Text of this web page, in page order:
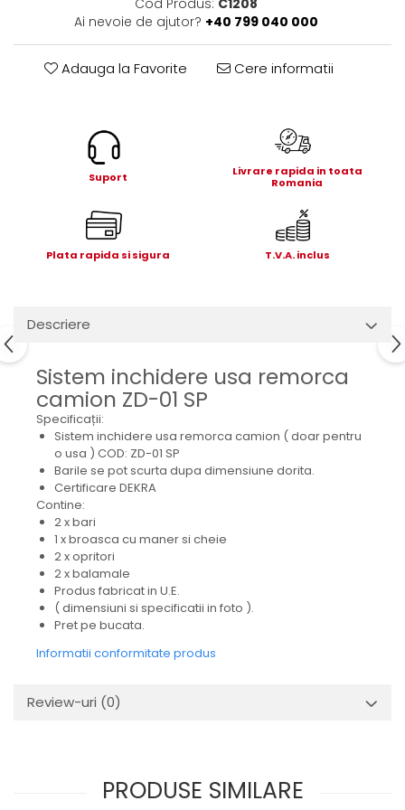
Motoare electrice si pompe
Cilindru hidraulic si burduf
Pompe si motoare electrice
Electrice
Hidraulica
Mecanica
Electropompa si motoare
electrice
Burdufuri si cilindri hidraulici
Role, bucsi si bolturi
BEHRENS
Bolturi - role - bucse
Burdufe si cilindri
Mecanice
Electrice
Hidraulice
SÖRENSEN
Cilindri hidraulici si burdufe
Cod Produs: C1208
Ai nevoie de ajutor? +40 799 040 000
Adauga la Favorite Cere informatii
Suport
Livrare rapida in toata
Romania
Plata rapida si sigura T.V.A. inclus
Descriere
Sistem inchidere usa remorca
camion ZD-01 SP
Specificații:
Sistem inchidere usa remorca camion ( doar pentru
o usa ) COD: ZD-01 SP
Barile se pot scurta dupa dimensiune dorita.
Certificare DEKRA
Contine:
2 x bari
1 x broasca cu maner si cheie
2 x opritori
2 x balamale
Produs fabricat in U.E.
( dimensiuni si specificatii in foto ).
Pret pe bucata.
Informatii conformitate produs
Review-uri (0)
PRODUSE SIMILARE